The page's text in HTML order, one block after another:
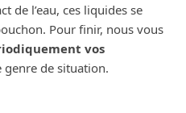
de l’eau, ces liquides se
Pour finir, nous vous
vos
genre de situation.